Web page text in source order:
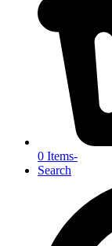
0 Items-
Search